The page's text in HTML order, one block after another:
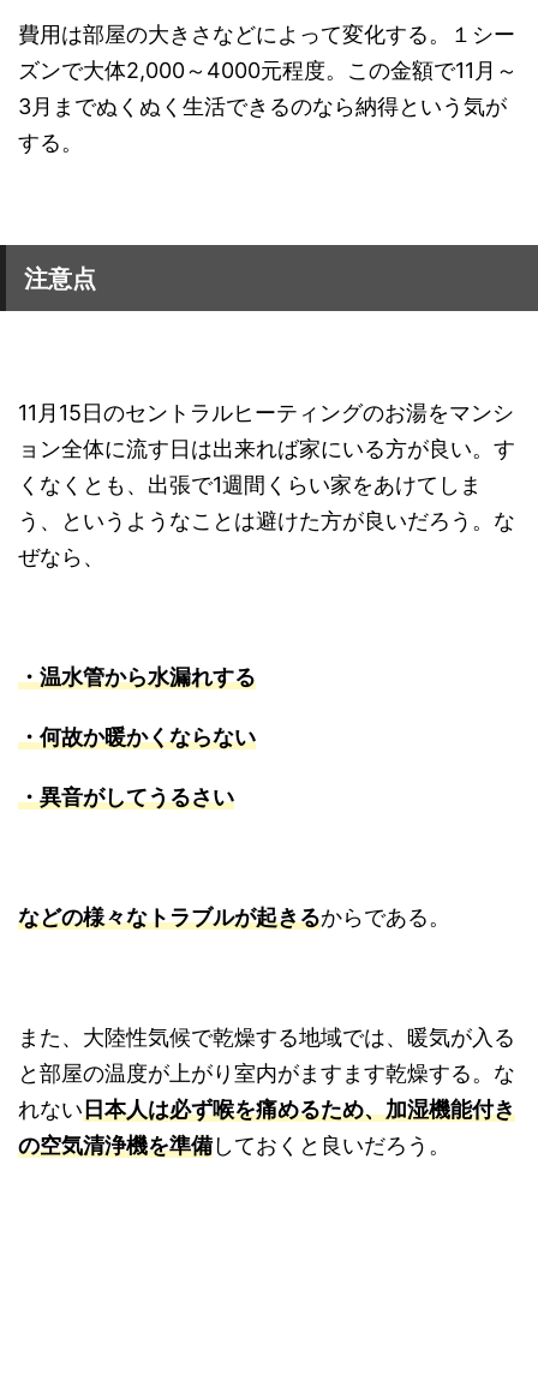
費用は部屋の大きさなどによって変化する。１シー
ズンで大体2,000～4000元程度。この金額で11月～
3月までぬくぬく生活できるのなら納得という気が
する。
注意点
11月15日のセントラルヒーティングのお湯をマンシ
ョン全体に流す日は出来れば家にいる方が良い。す
くなくとも、出張で1週間くらい家をあけてしま
う、というようなことは避けた方が良いだろう。な
ぜなら、
・温水管から水漏れする
・何故か暖かくならない
・異音がしてうるさい
などの様々なトラブルが起きるからである。
また、大陸性気候で乾燥する地域では、暖気が入る
と部屋の温度が上がり室内がますます乾燥する。な
れない日本人は必ず喉を痛めるため、加湿機能付き
の空気清浄機を準備しておくと良いだろう。